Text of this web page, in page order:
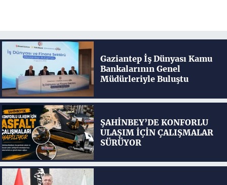
Gaziantep İş Dünyası Kamu
Bankalarının Genel
Müdürleriyle Buluştu
ŞAHİNBEY’DE KONFORLU
ULAŞIM İÇİN ÇALIŞMALAR
SÜRÜYOR